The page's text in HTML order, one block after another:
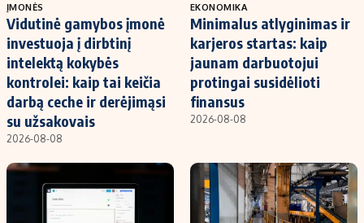
ĮMONĖS
Vidutinė gamybos įmonė
investuoja į dirbtinį
intelektą kokybės
kontrolei: kaip tai keičia
darbą ceche ir derėjimąsi
su užsakovais
2026-08-08
EKONOMIKA
Minimalus atlyginimas ir
karjeros startas: kaip
jaunam darbuotojui
protingai susidėlioti
finansus
2026-08-08